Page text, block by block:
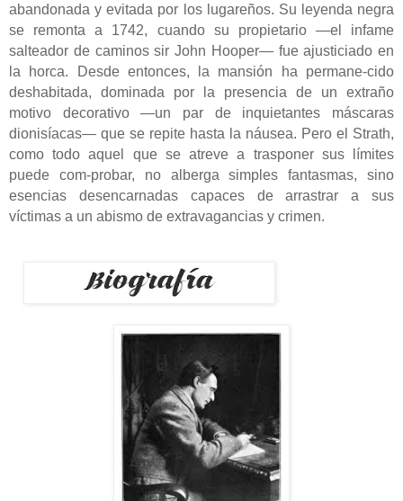
abandonada y evitada por los lugareños. Su leyenda negra
se remonta a 1742, cuando su propietario ―el infame
salteador de caminos sir John Hooper― fue ajusticiado en
la horca. Desde entonces, la mansión ha permane-cido
deshabitada, dominada por la presencia de un extraño
motivo decorativo ―un par de inquietantes máscaras
dionisíacas― que se repite hasta la náusea. Pero el Strath,
como todo aquel que se atreve a trasponer sus límites
puede com-probar, no alberga simples fantasmas, sino
esencias desencarnadas capaces de arrastrar a sus
víctimas a un abismo de extravagancias y crimen.